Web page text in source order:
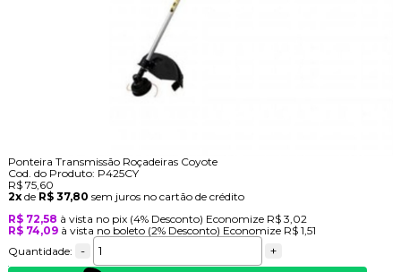
Ponteira Transmissão Roçadeiras Coyote
Cod. do Produto: P425CY
R$ 75,60
2xde R$ 37,80 sem juros no cartão de crédito
R$ 72,58 à vista no pix (4% Desconto) Economize R$ 3,02
R$ 74,09 à vista no boleto (2% Desconto) Economize R$ 1,51
Quantidade:
- +